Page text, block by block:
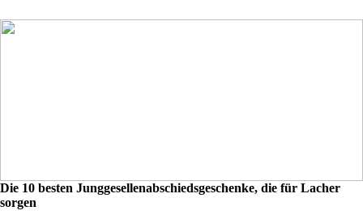
Die 10 besten Junggesellenabschiedsgeschenke, die für Lacher
sorgen